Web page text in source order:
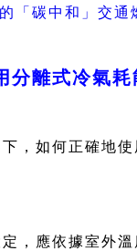
「碳中和」交
分離式冷氣耗
，如何正確地
，應依據室外